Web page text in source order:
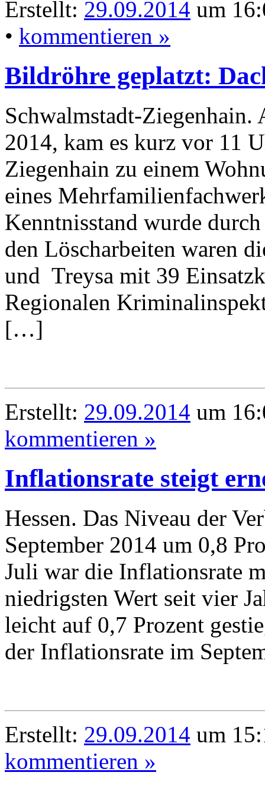
Erstellt: 29.09.2014 um
• kommentieren »
Bildröhre geplatzt:
Schwalmstadt-Ziegenhain.
2014, kam es kurz vor 11
Ziegenhain zu einem
eines
Kenntnisstand wurde
den Löscharbeiten waren
und Treysa mit 39
Regionalen
[…]
Erstellt: 29.09.2014 um
kommentieren »
Inflationsrate steigt
Hessen. Das Niveau der
September 2014 um 0,8
Juli war die Inflationsrate
niedrigsten Wert seit vier
leicht auf 0,7 Prozent
der Inflationsrate im
Erstellt: 29.09.2014 um
kommentieren »